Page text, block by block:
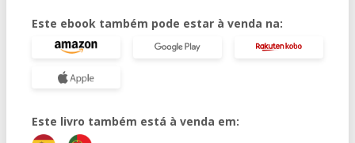
Este ebook também pode estar à venda na:
Este livro também está à venda em: